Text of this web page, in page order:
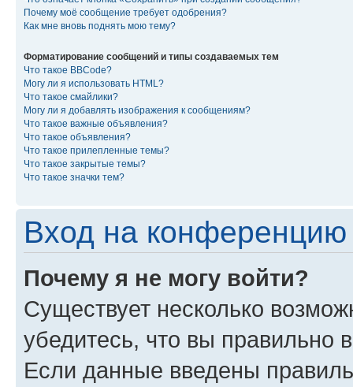
Почему моё сообщение требует одобрения?
Как мне вновь поднять мою тему?
Форматирование сообщений и типы создаваемых тем
Что такое BBCode?
Могу ли я использовать HTML?
Что такое смайлики?
Могу ли я добавлять изображения к сообщениям?
Что такое важные объявления?
Что такое объявления?
Что такое прилепленные темы?
Что такое закрытые темы?
Что такое значки тем?
Вход на конференцию
Почему я не могу войти?
Существует несколько
убедитесь, что вы правильно
Если данные введены